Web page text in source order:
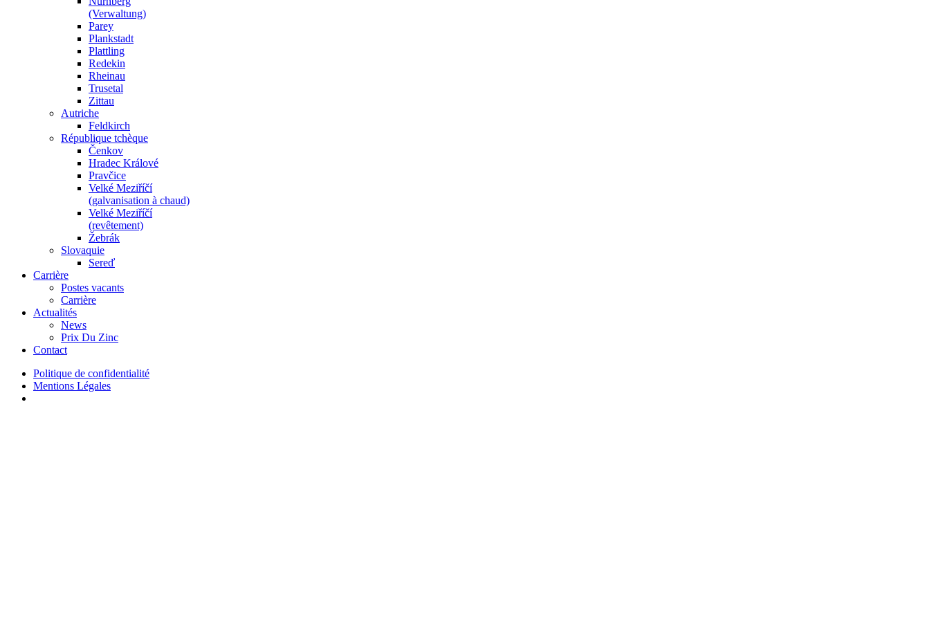
(Verwaltung)
Parey
Plankstadt
Plattling
Redekin
Rheinau
Trusetal
Zittau
Autriche
Feldkirch
République tchèque
Čenkov
Hradec Králové
Pravčice
Velké Meziříčí
(galvanisation à chaud)
Velké Meziříčí
(revêtement)
Žebrák
Slovaquie
Sereď
Carrière
Postes vacants
Carrière
Actualités
News
Prix Du Zinc
Contact
Politique de confidentialité
Mentions Légales